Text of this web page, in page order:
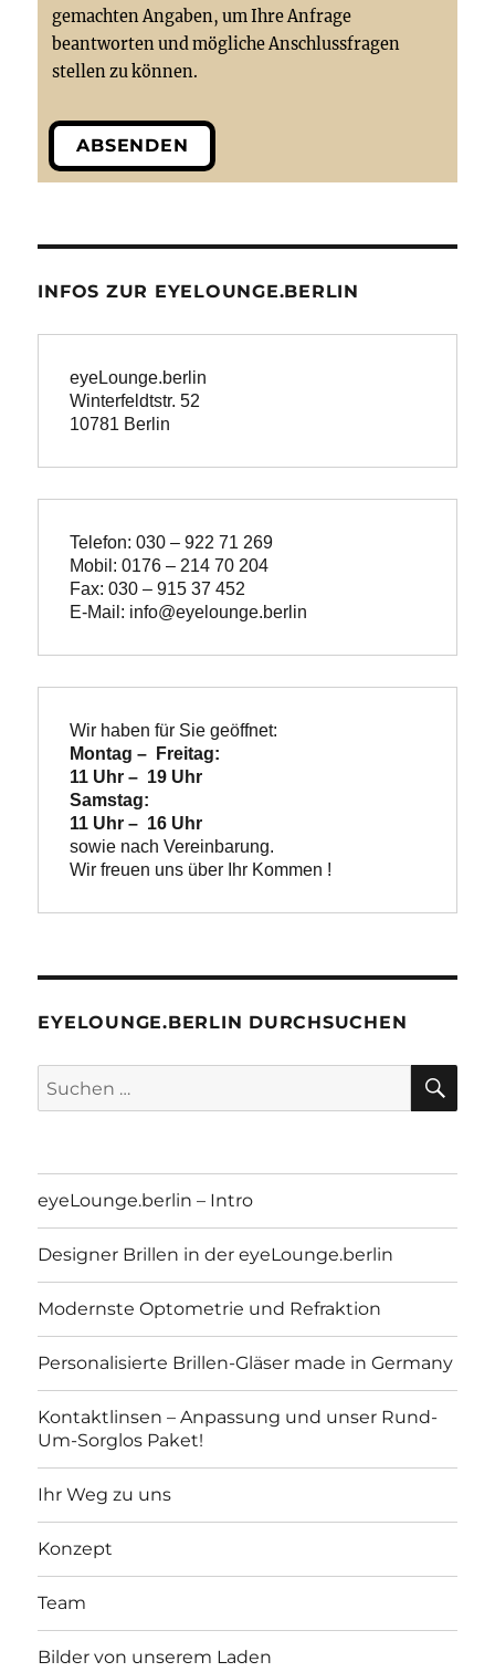
gemachten Angaben, um Ihre Anfrage
beantworten und mögliche Anschlussfragen
stellen zu können.
ABSENDEN
INFOS ZUR EYELOUNGE.BERLIN
eyeLounge.berlin
Winterfeldtstr. 52
10781 Berlin
Telefon: 030 – 922 71 269
Mobil: 0176 – 214 70 204
Fax: 030 – 915 37 452
E-Mail: info@eyelounge.berlin
Wir haben für Sie geöffnet:
Montag –  Freitag:
11 Uhr –  19 Uhr
Samstag:
11 Uhr –  16 Uhr
Wir freuen uns über Ihr Kommen !
EYELOUNGE.BERLIN DURCHSUCHEN
Suchen
nach:
eyeLounge.berlin – Intro
Designer Brillen in der eyeLounge.berlin
Modernste Optometrie und Refraktion
Personalisierte Brillen-Gläser made in Germany
Kontaktlinsen – Anpassung und unser Rund-
Um-Sorglos Paket!
Ihr Weg zu uns
Konzept
Team
Bilder von unserem Laden